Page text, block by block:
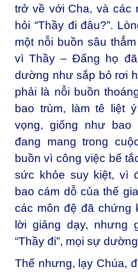
trở về với Cha, và các
hỏi “Thầy đi đâu?”.
một nỗi buồn sâu
vì Thầy – Đấng họ
dường như sắp bỏ rơi
phải là nỗi buồn
bao trùm, làm tê liệt
vọng, giống như bao
đang mang trong
buồn vì công việc bế
sức khỏe suy kiệt, vì
bao cám dỗ của thế
các môn đệ đã chứng
lời giảng dạy, nhưng
“Thầy đi”, mọi sự
Thế nhưng, lạy Chúa,